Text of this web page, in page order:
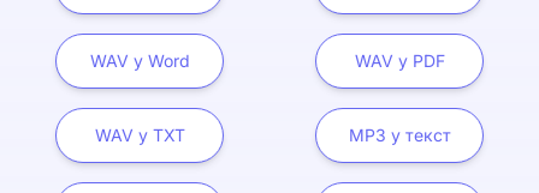
WAV у Word WAV у PDF
WAV у TXT MP3 у текст